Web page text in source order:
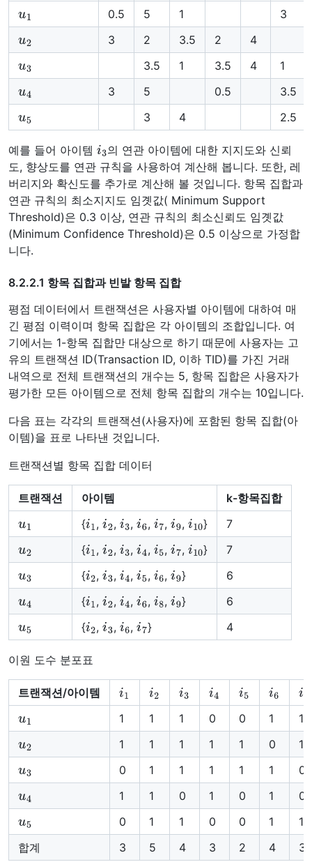
u1 0.5 5 1
3
u2 3 2 3.5 2
4
u3 3.5 1 3.5 4
1
u4 3 5 0.5
3.5
u5 3 4 2.5
예를 들어 아이템 i3 의 연관 아이템에 대한 지지도와 신뢰
도, 향상도를 연관 규칙을 사용하여 계산해 봅니다. 또한, 레
버리지와 확신도를 추가로 계산해 볼 것입니다. 항목 집합과
연관 규칙의 최소지지도 임곗값( Minimum Support
Threshold)은 0.3 이상, 연관 규칙의 최소신뢰도 임곗값
(Minimum Confidence Threshold)은 0.5 이상으로 가정합
니다.
8.2.2.1 항목 집합과 빈발 항목 집합
평점 데이터에서 트랜잭션은 사용자별 아이템에 대하여 매
긴 평점 이력이며 항목 집합은 각 아이템의 조합입니다. 여
기에서는 1-항목 집합만 대상으로 하기 때문에 사용자는 고
유의 트랜잭션 ID(Transaction ID, 이하 TID)를 가진 거래
내역으로 전체 트랜잭션의 개수는 5, 항목 집합은 사용자가
평가한 모든 아이템으로 전체 항목 집합의 개수는 10입니다.
다음 표는 각각의 트랜잭션(사용자)에 포함된 항목 집합(아
이템)을 표로 나타낸 것입니다.
트랜잭션별 항목 집합 데이터
트랜잭션 아이템
k-항목집합
u1 {i1 ,i2 , i3 ,i6 , i7 ,i9 , i10}
7
u2 {i1 ,i2 , i3 ,i4, i5,i7 , i10}
7
u3 {i2 ,i3 , i4,i5, i6,i9}
6
u4 {i1 ,i2 , i4,i6 , i8 ,i9}
6
u5 {i2 ,i3 , i6,i7 } 4
이원 도수 분포표
트랜잭션/아이템 i1 i2 i3 i4 i5 i6 i7
u1 1 1 1 0 0 1
1
u2 1 1 1 1 1 0
1
u3 0 1 1 1 1 1
0
u4 1 1 0 1 0 1
0
u5 0 1 1 0 0 1
1
합계
3 5 4 3 2 4 3